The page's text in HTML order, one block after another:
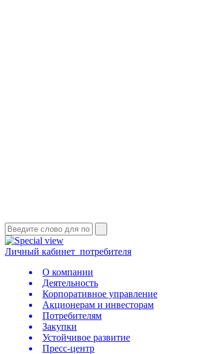
Личный кабинет потребителя
О компании
Деятельность
Корпоративное управление
Акционерам и инвесторам
Потребителям
Закупки
Устойчивое развитие
Пресс-центр